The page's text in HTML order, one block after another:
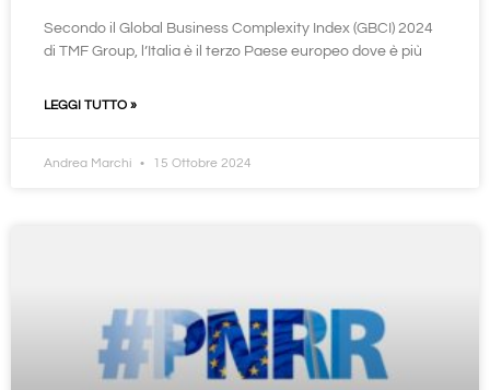
Secondo il Global Business Complexity Index (GBCI) 2024
di TMF Group, l’Italia è il terzo Paese europeo dove è più
LEGGI TUTTO »
Andrea Marchi 15 Ottobre 2024